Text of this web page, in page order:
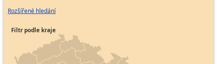
Rozšířené hledání
Filtr podle kraje